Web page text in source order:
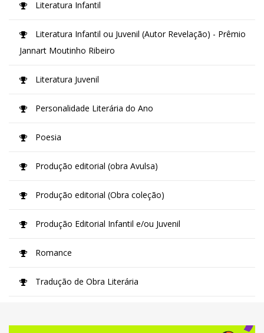
Literatura Infantil
Literatura Infantil ou Juvenil (Autor Revelação) - Prêmio
Jannart Moutinho Ribeiro
Literatura Juvenil
Personalidade Literária do Ano
Poesia
Produção editorial (obra Avulsa)
Produção editorial (Obra coleção)
Produção Editorial Infantil e/ou Juvenil
Romance
Tradução de Obra Literária